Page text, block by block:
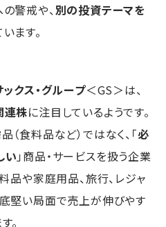
警戒や、別の投資テーマを
ます。
クス・グループ＜GS＞は、
連株に注目しているようです。
食料品など）ではなく、「必
い 」商品・サービスを扱う企業
品や家庭用品、旅行、レジャ
堅い局面で売上が伸びやす
。